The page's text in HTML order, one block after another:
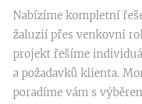
Nabízíme kompletní
žaluzií přes venkovní
projekt řešíme
a požadavků klienta.
poradíme vám s